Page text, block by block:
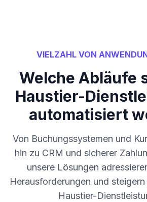
VIELZAHL VON
Welche Abläufe
Haustier-
automatisiert
Von Buchungssystemen und
hin zu CRM und sicherer
unsere Lösungen
Herausforderungen und
Haustier-